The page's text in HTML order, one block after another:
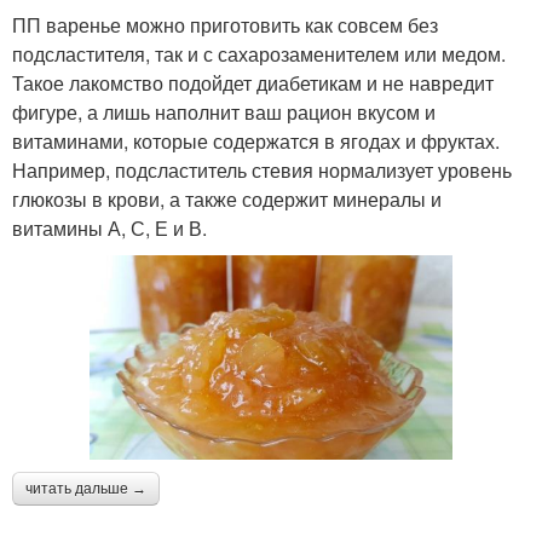
ПП варенье можно приготовить как совсем без
подсластителя, так и с сахарозаменителем или медом.
Такое лакомство подойдет диабетикам и не навредит
фигуре, а лишь наполнит ваш рацион вкусом и
витаминами, которые содержатся в ягодах и фруктах.
Например, подсластитель стевия нормализует уровень
глюкозы в крови, а также содержит минералы и
витамины А, С, Е и В.
читать дальше →